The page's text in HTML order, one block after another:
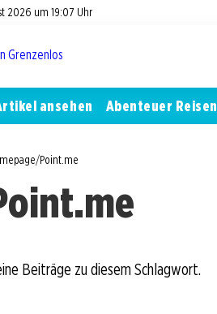
2026 um 19:07 Uhr
ansehen Abenteuer Reisen
/Point.me
Beiträge zu diesem Schlagwort.